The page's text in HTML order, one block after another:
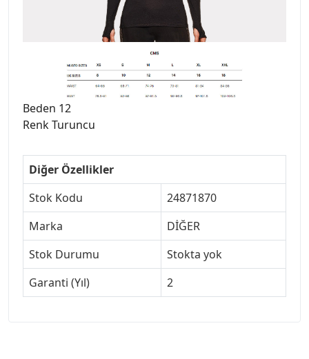
Beden 12
Renk Turuncu
Diğer Özellikler
Stok Kodu
24871870
Marka
DİĞER
Stok Durumu
Stokta yok
Garanti (Yıl)
2